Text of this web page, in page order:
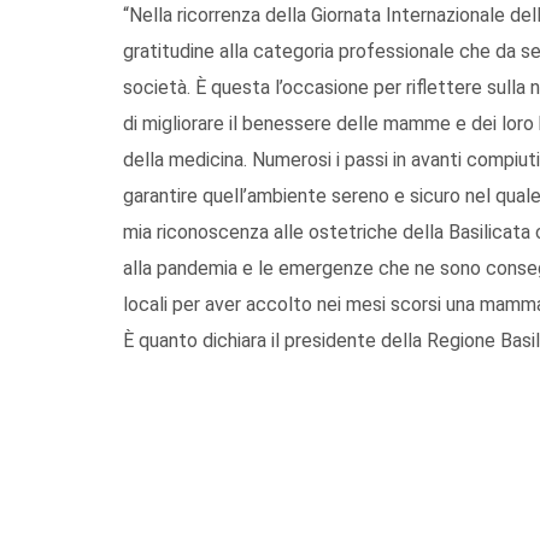
“Nella ricorrenza della Giornata Internazionale
gratitudine alla categoria professionale che da
società. È questa l’occasione per riflettere
di migliorare il benessere delle mamme e dei
della medicina. Numerosi i passi in avanti
garantire quell’ambiente sereno e sicuro nel
mia riconoscenza alle ostetriche della
alla pandemia e le emergenze che ne sono
locali per aver accolto nei mesi scorsi una
È quanto dichiara il presidente della Regione